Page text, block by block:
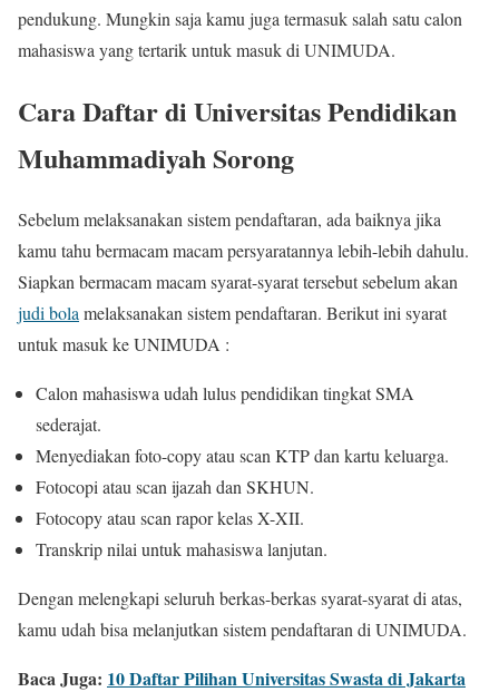
pendukung. Mungkin saja kamu juga termasuk salah satu calon
mahasiswa yang tertarik untuk masuk di UNIMUDA.
Cara Daftar di Universitas Pendidikan
Muhammadiyah Sorong
Sebelum melaksanakan sistem pendaftaran, ada baiknya jika
kamu tahu bermacam macam persyaratannya lebih-lebih dahulu.
Siapkan bermacam macam syarat-syarat tersebut sebelum akan
judi bola melaksanakan sistem pendaftaran. Berikut ini syarat
untuk masuk ke UNIMUDA :
Calon mahasiswa udah lulus pendidikan tingkat SMA
sederajat.
Menyediakan foto-copy atau scan KTP dan kartu keluarga.
Fotocopi atau scan ijazah dan SKHUN.
Fotocopy atau scan rapor kelas X-XII.
Transkrip nilai untuk mahasiswa lanjutan.
Dengan melengkapi seluruh berkas-berkas syarat-syarat di atas,
kamu udah bisa melanjutkan sistem pendaftaran di UNIMUDA.
Baca Juga: 10 Daftar Pilihan Universitas Swasta di Jakarta